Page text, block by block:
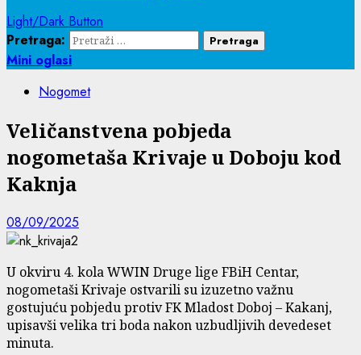
Light/Dark Button
Pretraga:
Mini oglasi
Nogomet
Veličanstvena pobjeda
nogometaša Krivaje u Doboju kod
Kaknja
08/09/2025
U okviru 4. kola WWIN Druge lige FBiH Centar,
nogometaši Krivaje ostvarili su izuzetno važnu
gostujuću pobjedu protiv FK Mladost Doboj – Kakanj,
upisavši velika tri boda nakon uzbudljivih devedeset
minuta.